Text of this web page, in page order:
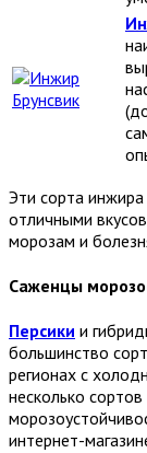
Эти сорта
отличными
морозам и
Саженцы
Персики и
большинство
регионах с
несколько
интернет-